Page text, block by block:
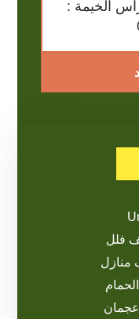
الخيمة :
فلل
منازل